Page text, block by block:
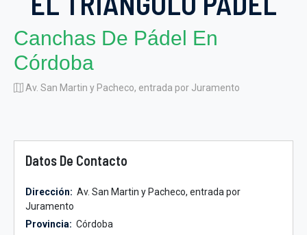
Canchas De Pádel En
Córdoba
Av. San Martin y Pacheco, entrada por Juramento
Datos De Contacto
Dirección: Av. San Martin y Pacheco, entrada por
Juramento
Provincia: Córdoba